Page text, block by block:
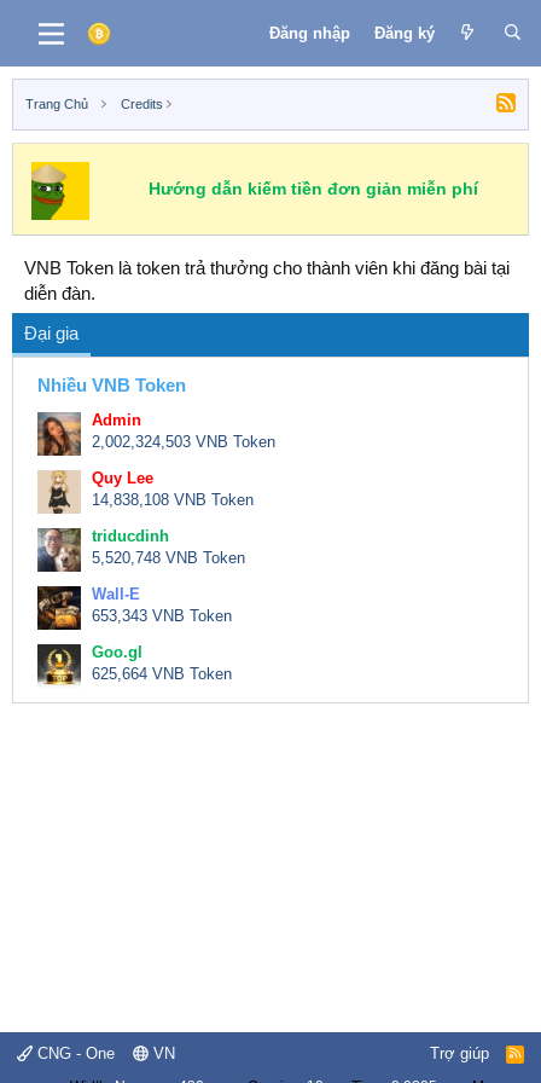
Đăng nhập Đăng ký
Trang Chủ Credits
Hướng dẫn kiếm tiền đơn giản miễn phí
VNB Token là token trả thưởng cho thành viên khi đăng bài tại
diễn đàn.
Đại gia
Nhiều VNB Token
Admin
2,002,324,503 VNB Token
Quy Lee
14,838,108 VNB Token
triducdinh
5,520,748 VNB Token
Wall-E
653,343 VNB Token
Goo.gl
625,664 VNB Token
CNG - One VN Trợ giúp
R